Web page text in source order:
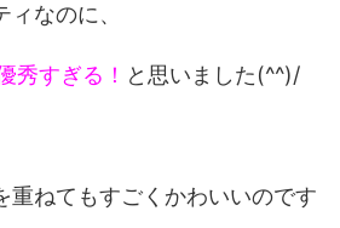
なのに、
秀すぎる！ と思いました(^^)/
重ねてもすごくかわいいのです